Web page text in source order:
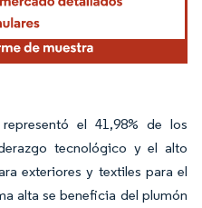
el 41,98% de los
tecnológico y el alto
exteriores y textiles para el
alta se beneficia del plumón